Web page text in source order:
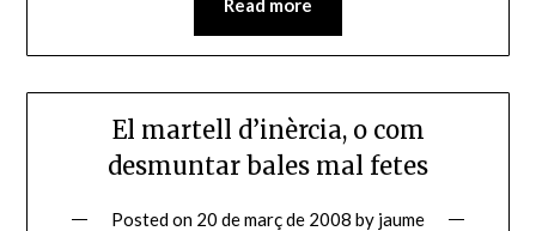
Read more
El martell d’inèrcia, o com
desmuntar bales mal fetes
Posted on 20 de març de 2008 by jaume